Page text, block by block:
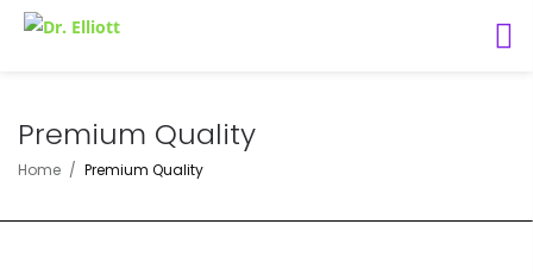
Premium Quality
Home Premium Quality